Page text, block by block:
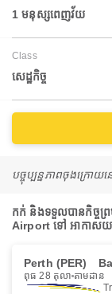
1 មនុស្សពេញវ័យ
Class
សេដ្ឋកិច្ច
បច្ចុប្បន្នភាពចុងក្រោយ
កក់ និងទទួលបានកិច្ចព្
Airport ទៅ អាកាសយាន
Perth (PER)
ពុធ 28 តុលា តាមដាន